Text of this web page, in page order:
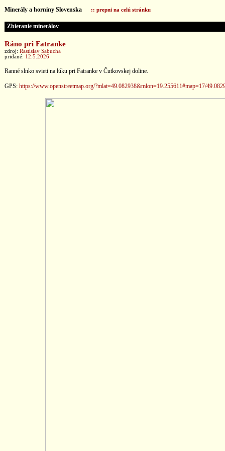
Minerály a horniny Slovenska :: prepni na celú stránku
Zbieranie minerálov
Ráno pri Fatranke
zdroj: Rastislav Sabucha
pridané: 12.5.2026
Ranné slnko svieti na lúku pri Fatranke v Čutkovskej doline.
GPS: https://www.openstreetmap.org/?mlat=49.082938&mlon=19.255611#map=17/